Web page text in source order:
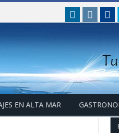
linkedin
EN ALTA MAR